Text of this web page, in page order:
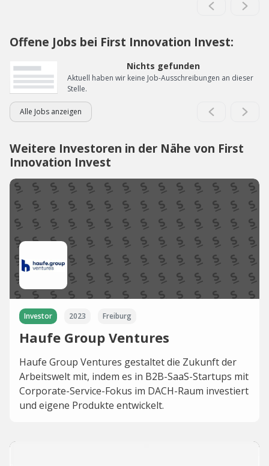
Offene Jobs bei First Innovation Invest:
Nichts gefunden
Aktuell haben wir keine Job-Ausschreibungen an dieser
Stelle.
Alle Jobs anzeigen
Weitere Investoren in der Nähe von First
Innovation Invest
Investor 2023 Freiburg
Haufe Group Ventures
Haufe Group Ventures gestaltet die Zukunft der
Arbeitswelt mit, indem es in B2B-SaaS-Startups mit
Corporate-Service-Fokus im DACH-Raum investiert
und eigene Produkte entwickelt.